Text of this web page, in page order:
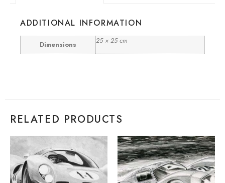
ADDITIONAL INFORMATION
Dimensions 25 × 25 cm
RELATED PRODUCTS